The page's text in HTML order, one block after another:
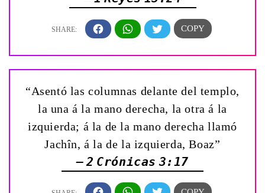
“Asentó las columnas delante del templo,
la una á la mano derecha, la otra á la
izquierda; á la de la mano derecha llamó
Jachîn, á la de la izquierda, Boaz”
— 2 Crónicas 3:17